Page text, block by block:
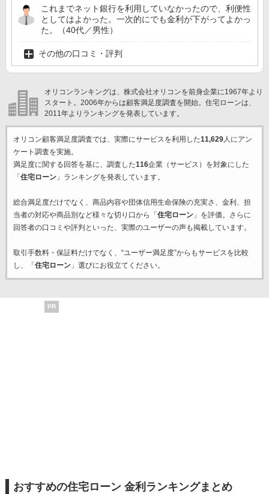
これまでネット銀行を利用していなかったので、利便性
としてはよかった。一次的にでも金利が下がってよかっ
た。（40代／男性）
その他の口コミ・評判
オリコンランキングは、株式会社オリコンを前身企業に1967年より
スタート。2006年からは顧客満足度調査を開始。住宅ローンは、
2011年よりランキングを発表しています。
オリコン顧客満足度調査では、実際にサービスを利用した11,629人にアン
ケート調査を実施。
満足度に関する回答を基に、調査した116企業（サービス）を対象にした
「 住宅ローン」ランキングを発表しています。
総合満足度だけでなく、商品内容や団体信用生命保険の充実さ、金利、担
当者の対応や商品別など様々な切り口から「 住宅ローン」を評価。さらに
回答者の口コミや評判といった、実際のユーザーの声も掲載しています。
取引手数料・保証料だけでなく、“ユーザー満足度”からもサービスを比較
し、「 住宅ローン」選びにお役立てください。
PR
おすすめの住宅ローン 金利ランキングまとめ